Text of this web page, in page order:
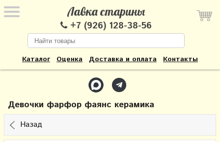
Лавка старины
+7 (926) 128-38-56
Каталог Оценка Доставка и оплата Контакты
Девочки фарфор фаянс керамика
Назад